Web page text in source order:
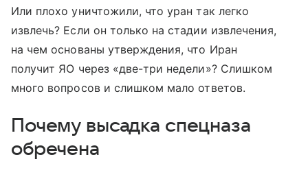
Или плохо уничтожили, что уран так легко
извлечь? Если он только на стадии извлечения,
на чем основаны утверждения, что Иран
получит ЯО через «две-три недели»? Слишком
много вопросов и слишком мало ответов.
Почему высадка спецназа
обречена